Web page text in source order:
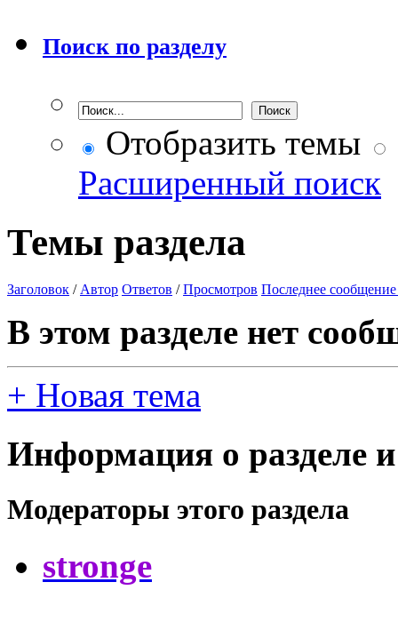
Поиск по разделу
Отобразить темы
Расширенный поиск
Темы раздела
Заголовок / Автор Ответов /Просмотров Последнее сообщение
В этом разделе нет
+ Новая тема
Информация о разделе
Модераторы этого раздела
stronge